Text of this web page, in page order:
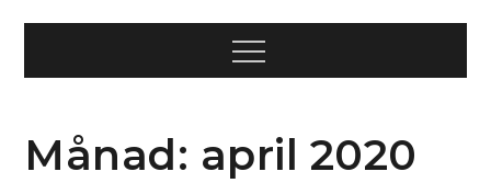
Menu
Månad: april 2020